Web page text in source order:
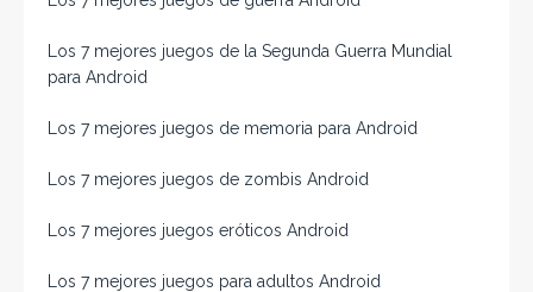
Los 7 mejores juegos de la Segunda Guerra Mundial
para Android
Los 7 mejores juegos de memoria para Android
Los 7 mejores juegos de zombis Android
Los 7 mejores juegos eróticos Android
Los 7 mejores juegos para adultos Android